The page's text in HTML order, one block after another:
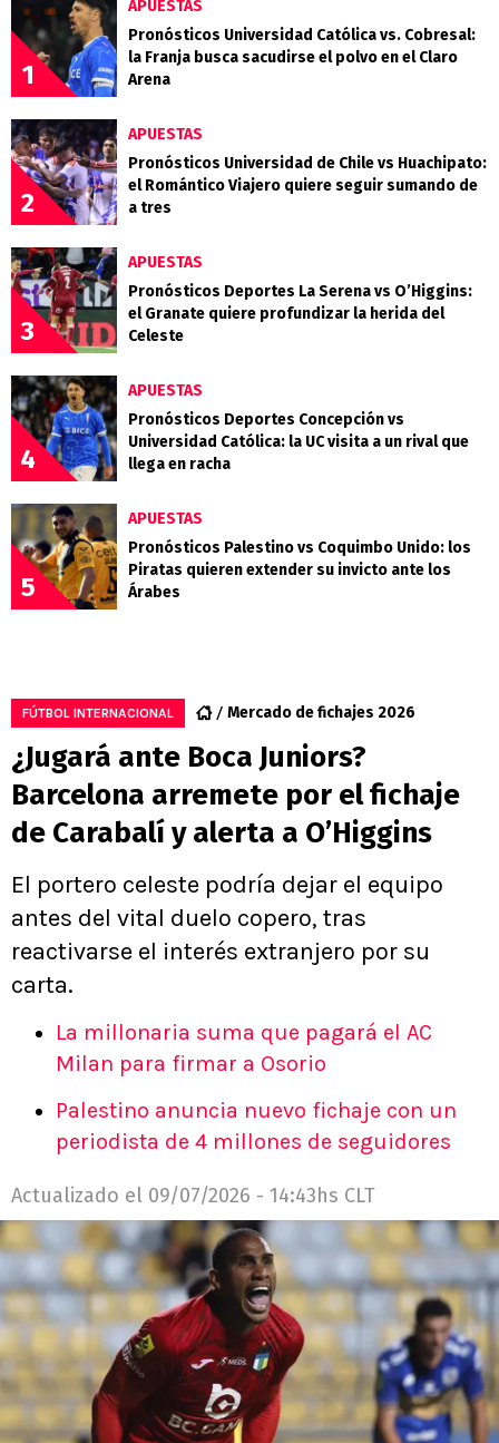
1
APUESTAS
Pronósticos Universidad Católica vs. Cobresal:
la Franja busca sacudirse el polvo en el Claro
Arena
2
APUESTAS
Pronósticos Universidad de Chile vs Huachipato:
el Romántico Viajero quiere seguir sumando de
a tres
3
APUESTAS
Pronósticos Deportes La Serena vs O’Higgins:
el Granate quiere profundizar la herida del
Celeste
4
APUESTAS
Pronósticos Deportes Concepción vs
Universidad Católica: la UC visita a un rival que
llega en racha
5
APUESTAS
Pronósticos Palestino vs Coquimbo Unido: los
Piratas quieren extender su invicto ante los
Árabes
FÚTBOL INTERNACIONAL Mercado de fichajes 2026
¿Jugará ante Boca Juniors?
Barcelona arremete por el fichaje
de Carabalí y alerta a O’Higgins
El portero celeste podría dejar el equipo
antes del vital duelo copero, tras
reactivarse el interés extranjero por su
carta.
La millonaria suma que pagará el AC
Milan para firmar a Osorio
Palestino anuncia nuevo fichaje con un
periodista de 4 millones de seguidores
Actualizado el 09/07/2026 - 14:43hs CLT